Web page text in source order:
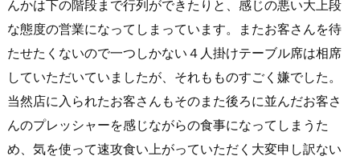
んかは下の階段まで行列ができたりと、感じの悪い大上段
な態度の営業になってしまっています。またお客さんを待
たせたくないので一つしかない４人掛けテーブル席は相席
していただいていましたが、それもものすごく嫌でした。
当然店に入られたお客さんもそのまた後ろに並んだお客さ
んのプレッシャーを感じながらの食事になってしまうた
め、気を使って速攻食い上がっていただく大変申し訳ない